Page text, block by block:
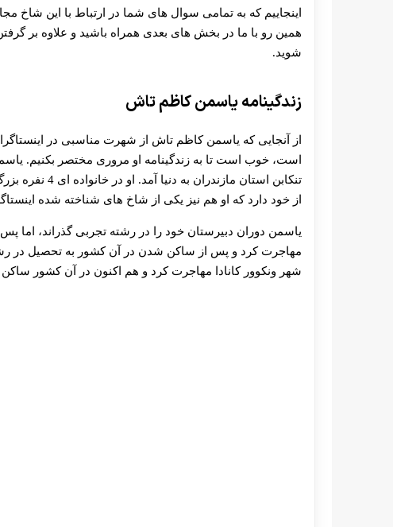
اینجاییم که به تمامی سوال های شما در ارتباط با این شاخ
همین رو با ما در بخش های بعدی همراه باشید و علاوه بر
شوید.
زندگینامه یاسمن کاظم تاش
از آنجایی که یاسمن کاظم تاش از شهرت مناسبی در
تنکابن استان
از خود دارد که او هم نیز یکی از شاخ های شناخته شده
مهاجرت کرد و پس از ساکن شدن در آن کشور به تحصیل در
شهر ونکوور کانادا مهاجرت کرد و هم اکنون در آن کشور